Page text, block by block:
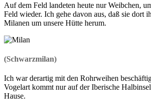
Auf dem Feld landeten heute nur Weibchen,
Feld wieder. Ich gehe davon aus, daß sie dort
Milanen um unsere Hütte herum.
(Schwarzmilan)
Ich war derartig mit den Rohrweihen
Vogelart kommt nur auf der Iberische
Hause.